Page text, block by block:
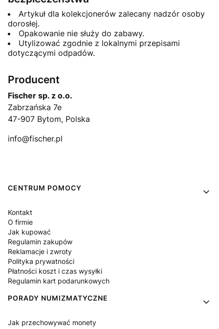
Artykuł dla kolekcjonerów zalecany nadzór osoby
dorosłej.
Opakowanie nie służy do zabawy.
Utylizować zgodnie z lokalnymi przepisami
dotyczącymi odpadów.
Producent
Fischer sp. z o.o.
Zabrzańska 7e
47-907 Bytom, Polska
info@fischer.pl
Linki w stopce
CENTRUM POMOCY
Kontakt
O firmie
Jak kupować
Regulamin zakupów
Reklamacje i zwroty
Polityka prywatności
Płatności koszt i czas wysyłki
Regulamin kart podarunkowych
PORADY NUMIZMATYCZNE
Jak przechowywać monety